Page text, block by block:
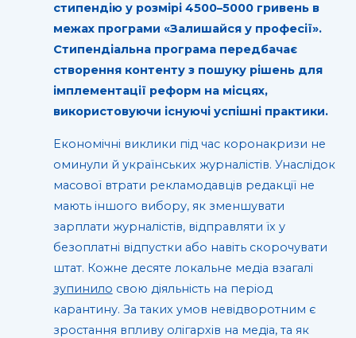
стипендію у розмірі 4500–5000 гривень в
межах програми «Залишайся у професії».
Стипендіальна програма передбачає
створення контенту з пошуку рішень для
імплементації реформ на місцях,
використовуючи існуючі успішні практики.
Економічні виклики під час коронакризи не
оминули й українських журналістів. Унаслідок
масової втрати рекламодавців редакції не
мають іншого вибору, як зменшувати
зарплати журналістів, відправляти їх у
безоплатні відпустки або навіть скорочувати
штат. Кожне десяте локальне медіа взагалі
зупинило свою діяльність на період
карантину. За таких умов невідворотним є
зростання впливу олігархів на медіа, та як